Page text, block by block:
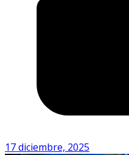
17 diciembre, 2025